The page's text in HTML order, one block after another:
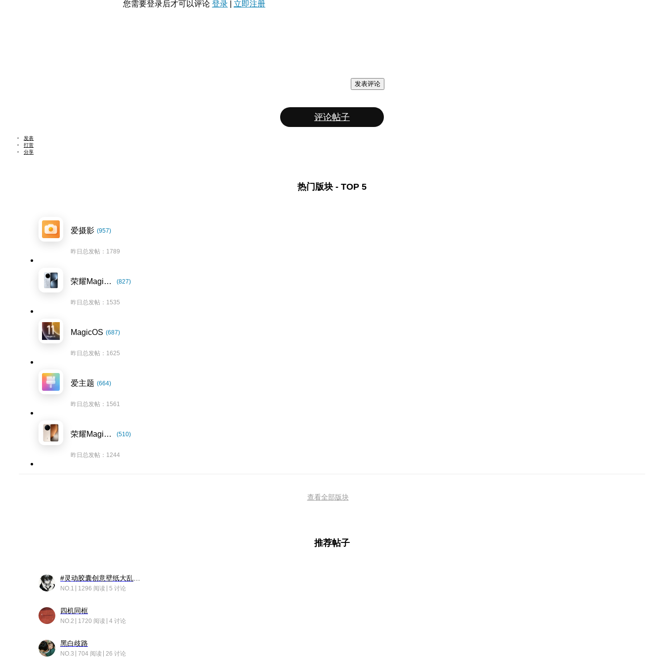
您需要登录后才可以评论 登录 立即注册
发表评论
评论帖子
发表
打赏
分享
热门版块 - TOP 5
爱摄影 (957)
昨日总发帖：1789
荣耀Magic7系列 (827)
昨日总发帖：1535
MagicOS (687)
昨日总发帖：1625
爱主题 (664)
昨日总发帖：1561
荣耀Magic8系列 (510)
昨日总发帖：1244
查看全部版块
推荐帖子
NO.1 1296 阅读 5 讨论
四机同框
NO.2 1720 阅读 4 讨论
黑白歧路
NO.3 704 阅读 26 讨论